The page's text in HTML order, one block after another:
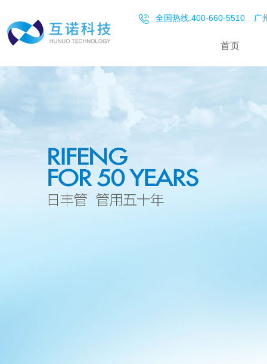
全国热线:400-660-5510 广
首页